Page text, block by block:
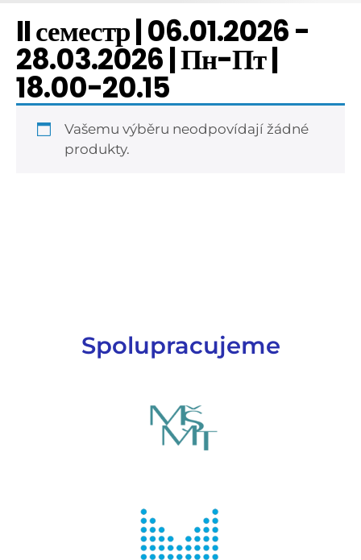
II семестр | 06.01.2026 -
28.03.2026 | Пн-Пт |
18.00-20.15
Vašemu výběru neodpovídají žádné
produkty.
Spolupracujeme